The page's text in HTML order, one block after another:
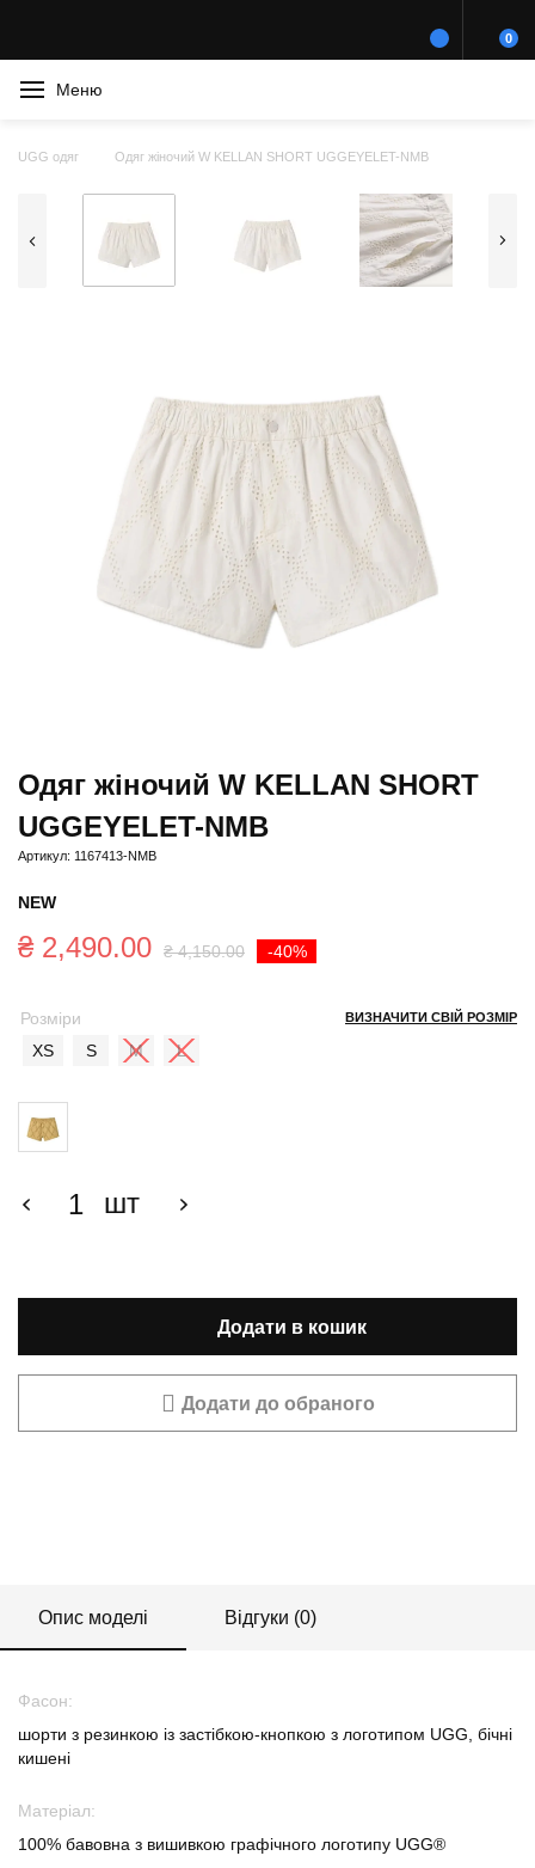
0
Меню
UGG одяг Одяг жіночий W KELLAN SHORT UGGEYELET-NMB
Одяг жіночий W KELLAN SHORT
UGGEYELET-NMB
Артикул: 1167413-NMB
NEW
-40%
₴4,150.00
Оригінальна
₴ 4,150.00.
₴2,490.00
Поточна
₴ 2,490.00.
ВИЗНАЧИТИ СВІЙ РОЗМІР
Розміри
XS
S M L
шт
Додати в кошик
Додати до обраного
Опис моделі Відгуки (0)
Фасон:
шорти з резинкою із застібкою-кнопкою з логотипом UGG, бічні
кишені
Матеріал:
100% бавовна з вишивкою графічного логотипу UGG®